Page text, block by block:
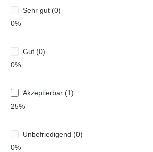
Sehr gut (0)
0%
Gut (0)
0%
Akzeptierbar (1)
25%
Unbefriedigend (0)
0%